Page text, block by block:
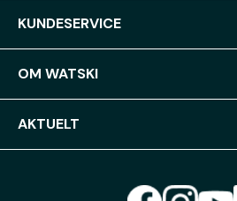
KUNDESERVICE
OM WATSKI
AKTUELT